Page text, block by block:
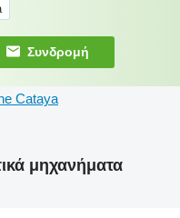
Συνδρομή
Cataya
μηχανήματα